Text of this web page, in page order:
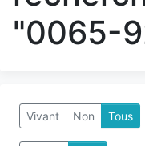
"0065-
Vivant Non Tous